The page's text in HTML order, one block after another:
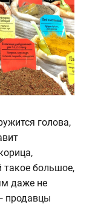
голова,
такое большое,
даже не
продавцы